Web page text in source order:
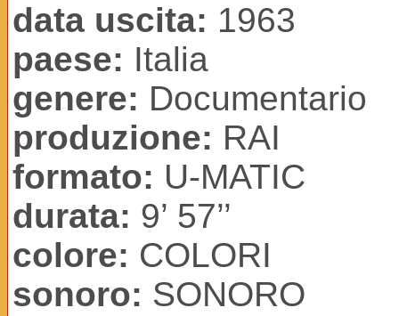
data uscita: 1963
paese: Italia
genere: Documentario
produzione: RAI
formato: U-MATIC
durata: 9’ 57’’
colore: COLORI
sonoro: SONORO